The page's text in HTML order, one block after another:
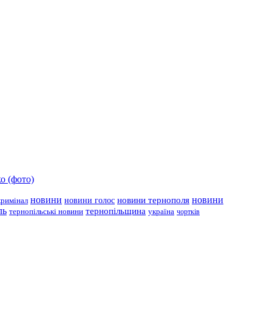
(фото)
новини новини голос новини тернополя новини
тернопільські новини тернопільщина україна чортків